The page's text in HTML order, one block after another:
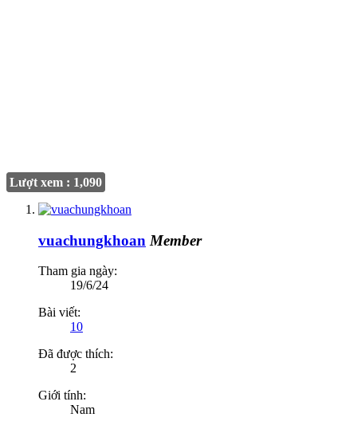
Lượt xem : 1,090
vuachungkhoan Member
Tham gia ngày:
19/6/24
Bài viết:
10
Đã được thích:
2
Giới tính:
Nam